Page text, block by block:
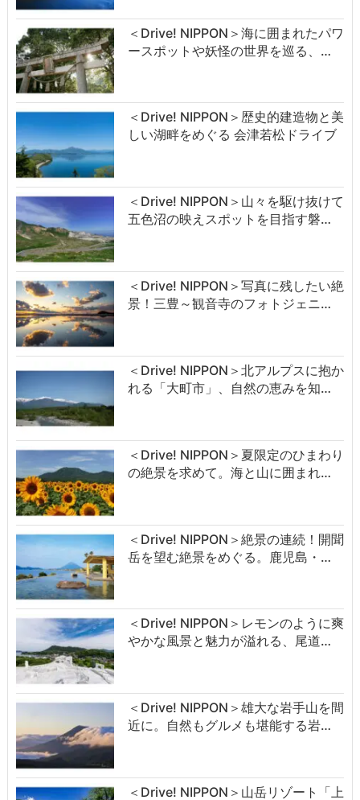
＜Drive! NIPPON＞海に囲まれたパワ
ースポットや妖怪の世界を巡る、…
＜Drive! NIPPON＞歴史的建造物と美
しい湖畔をめぐる 会津若松ドライブ
＜Drive! NIPPON＞山々を駆け抜けて
五色沼の映えスポットを目指す磐…
＜Drive! NIPPON＞写真に残したい絶
景！三豊～観音寺のフォトジェニ…
＜Drive! NIPPON＞北アルプスに抱か
れる「大町市」、自然の恵みを知…
＜Drive! NIPPON＞夏限定のひまわり
の絶景を求めて。海と山に囲まれ…
＜Drive! NIPPON＞絶景の連続！開聞
岳を望む絶景をめぐる。鹿児島・…
＜Drive! NIPPON＞レモンのように爽
やかな風景と魅力が溢れる、尾道…
＜Drive! NIPPON＞雄大な岩手山を間
近に。自然もグルメも堪能する岩…
＜Drive! NIPPON＞山岳リゾート「上